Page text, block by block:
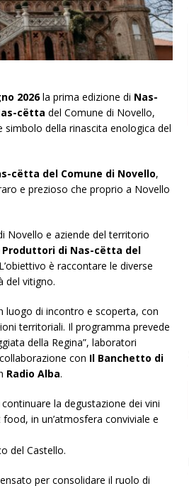
2026la prima edizione di Nas-
cëtta del Comune di Novello,
della rinascita enologica del
cëtta del Comune di Novello,
e prezioso che proprio a Novello
Novello e aziende del territorio
Produttori di Nas-cëtta del
è raccontare le diverse
del vitigno.
luogo di incontro e scoperta, con
territoriali. Il programma prevede
della Regina”, laboratori
con Il Banchetto di
Radio Alba.
la degustazione dei vini
in un’atmosfera conviviale e
del Castello.
per consolidare il ruolo di